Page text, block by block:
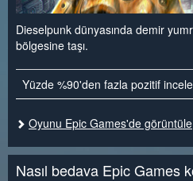
Dieselpunk dünyasında demir
bölgesine taşı.
Yüzde %90'den fazla pozitif
Oyunu Epic Games'de görüntüle
Nasıl bedava Epic Games